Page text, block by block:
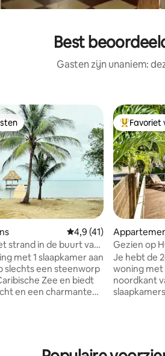
Best
Gasten zijn unaniem:
Gemiddelde
4,9 (41)
strand in de buurt van
met 1 slaapkamer aan
slechts een steenworp
Zee en biedt
en een charmante
ligt op slechts 1
Favoriet
Gezien op
Large 2 BR
Je hebt de
woning met
noordkant